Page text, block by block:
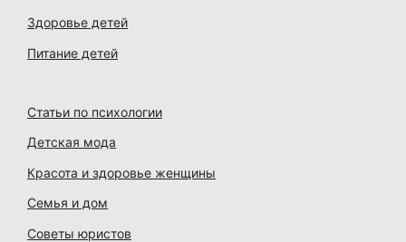
Здоровье детей
Питание детей
Статьи по психологии
Детская мода
Красота и здоровье женщины
Семья и дом
Советы юристов